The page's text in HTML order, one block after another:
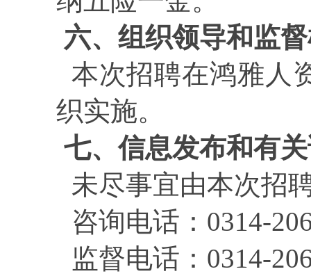
六、组织领导和监
本次招聘在鸿雅人
织实施。
七、信息发布和有
未尽事宜由本次招
咨询电话： 0314-
监督电话： 0314-